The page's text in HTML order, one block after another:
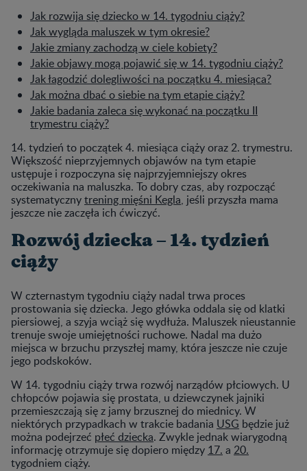
Jak rozwija się dziecko w 14. tygodniu ciąży?
Jak wygląda maluszek w tym okresie?
Jakie zmiany zachodzą w ciele kobiety?
Jakie objawy mogą pojawić się w 14. tygodniu ciąży?
Jak łagodzić dolegliwości na początku 4. miesiąca?
Jak można dbać o siebie na tym etapie ciąży?
Jakie badania zaleca się wykonać na początku II
trymestru ciąży?
14. tydzień to początek 4. miesiąca ciąży oraz 2. trymestru.
Większość nieprzyjemnych objawów na tym etapie
ustępuje i rozpoczyna się najprzyjemniejszy okres
oczekiwania na maluszka. To dobry czas, aby rozpocząć
systematycznytrening mięśni Kegla, jeśli przyszła mama
jeszcze nie zaczęła ich ćwiczyć.
Rozwój dziecka – 14. tydzień
ciąży
W czternastym tygodniu ciąży nadal trwa proces
prostowania się dziecka. Jego główka oddala się od klatki
piersiowej, a szyja wciąż się wydłuża. Maluszek nieustannie
trenuje swoje umiejętności ruchowe. Nadal ma dużo
miejsca w brzuchu przyszłej mamy, która jeszcze nie czuje
jego podskoków.
W 14. tygodniu ciąży trwa rozwój narządów płciowych. U
chłopców pojawia się prostata, u dziewczynek jajniki
przemieszczają się z jamy brzusznej do miednicy. W
niektórych przypadkach w trakcie badania USG będzie już
można podejrzeć płeć dziecka. Zwykle jednak wiarygodną
informację otrzymuje się dopiero między 17. a 20.
tygodniem ciąży.